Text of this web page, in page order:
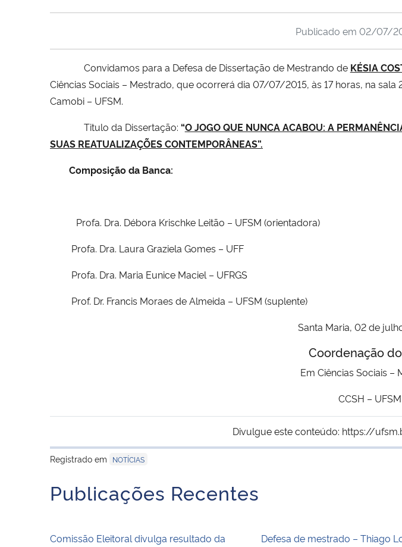
Publicado em 02/07/
Convidamos para a Defesa de Dissertação de Mestrando de KÉSIA
Ciências Sociais – Mestrado, que ocorrerá dia 07/07/2015, às 17 horas, na
Camobi – UFSM.
Titulo da Dissertação: “O JOGO QUE NUNCA ACABOU: A
SUAS REATUALIZAÇÕES CONTEMPORÂNEAS”.
Composição da Banca:
Profa. Dra. Débora Krischke Leitão – UFSM (orientadora)
Profa. Dra. Laura Graziela Gomes – UFF
Profa. Dra. Maria Eunice Maciel – UFRGS
Prof. Dr. Francis Moraes de Almeida – UFSM (suplente)
Santa Maria, 02 de
Coordenação do Programa de
Em Ciências Sociais –
CCSH – UFSM
Divulgue este conteúdo: https://
Registrado em
NOTÍCIAS
Publicações Recentes
Comissão Eleitoral divulga resultado da
Defesa de mestrado – Thiago